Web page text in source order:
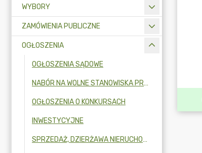
WYBORY
ZAMÓWIENIA PUBLICZNE
OGŁOSZENIA
OGŁOSZENIA SĄDOWE
NABÓR NA WOLNE STANOWISKA PRACY
OGŁOSZENIA O KONKURSACH
INWESTYCYJNE
SPRZEDAŻ, DZIERŻAWA NIERUCHOMOŚCI